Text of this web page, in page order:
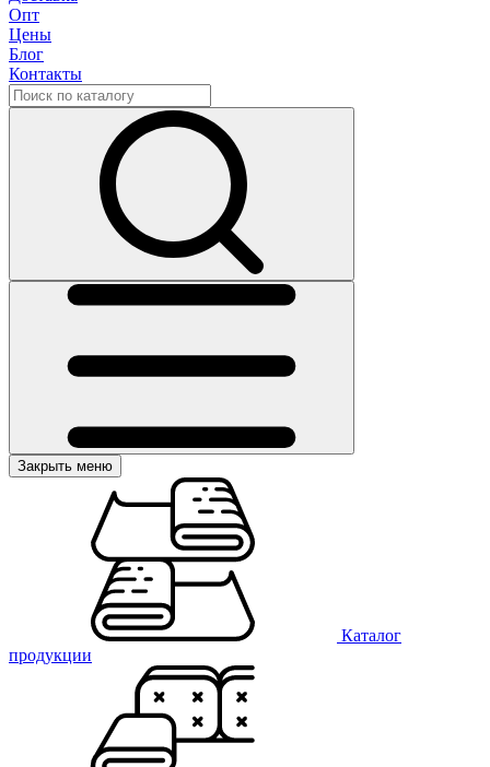
Опт
Цены
Блог
Контакты
Закрыть меню
Каталог
продукции